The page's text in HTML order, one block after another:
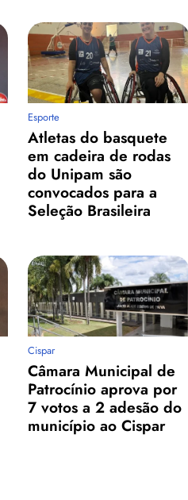
Esporte
Atletas do basquete
em cadeira de rodas
do Unipam são
convocados para a
Seleção Brasileira
Cispar
Câmara Municipal de
Patrocínio aprova por
7 votos a 2 adesão do
município ao Cispar